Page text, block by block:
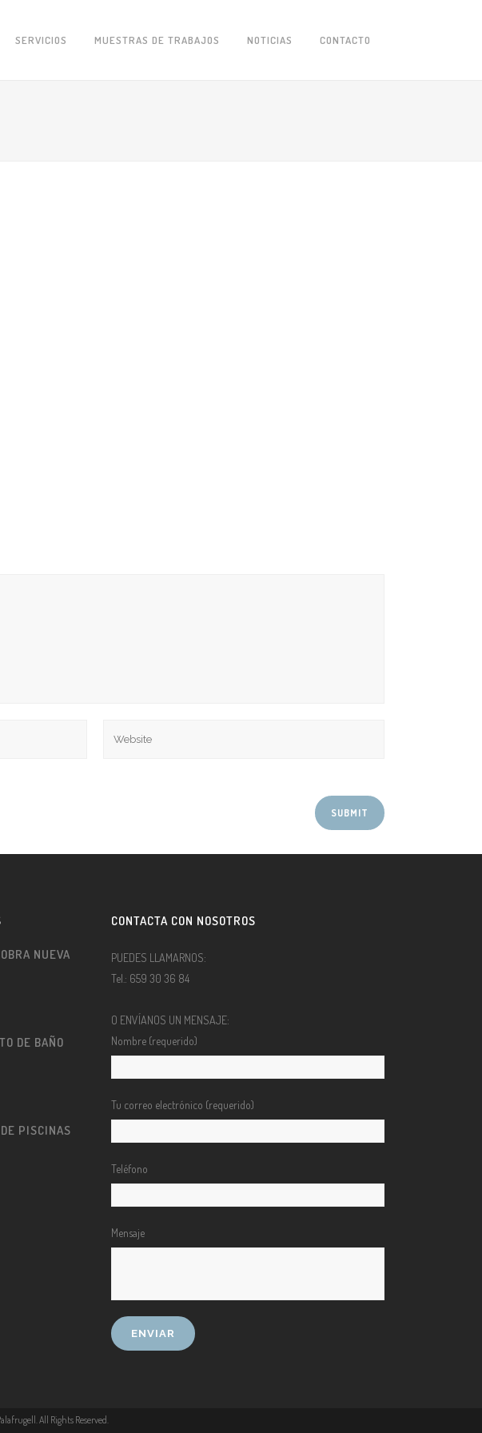
SERVICIOS MUESTRAS DE TRABAJOS NOTICIAS CONTACTO
NUEVA
DE BAÑO
PISCINAS
CONTACTA CON NOSOTROS
PUEDES LLAMARNOS:
Tel.: 659 30 36 84
O ENVÍANOS UN MENSAJE:
Nombre (requerido)
Tu correo electrónico (requerido)
Teléfono
Mensaje
All Rights Reserved.